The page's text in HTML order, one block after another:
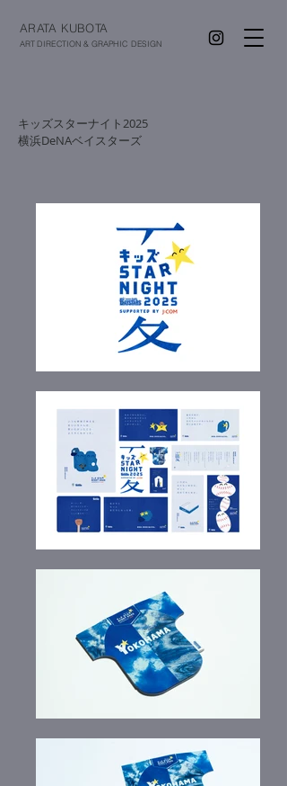
ARATA KUBOTA
ART DIRECTION & GRAPHIC DESIGN
キッズスターナイト2025
横浜DeNAベイスターズ